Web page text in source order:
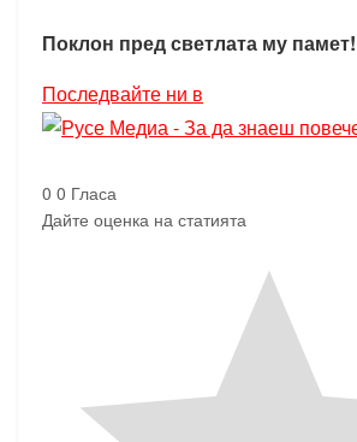
Поклон пред светлата му памет!
Последвайте ни в
0 0 Гласа
Дайте оценка на статията